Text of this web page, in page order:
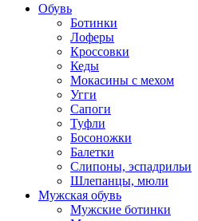
Обувь
Ботинки
Лоферы
Кроссовки
Кеды
Мокасины с мехом
Угги
Сапоги
Туфли
Босоножки
Балетки
Слипоны, эспадрильи
Шлепанцы, мюли
Мужская обувь
Мужские ботинки